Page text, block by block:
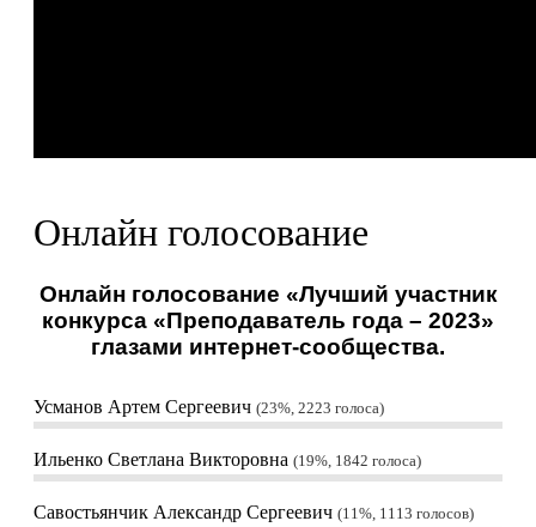
Онлайн голосование
Онлайн голосование «Лучший участник
конкурса «Преподаватель года – 2023»
глазами интернет-сообщества.
Усманов Артем Сергеевич 23%, 2223 голоса
Ильенко Светлана Викторовна 19%, 1842 голоса
Савостьянчик Александр Сергеевич 11%, 1113 голосов